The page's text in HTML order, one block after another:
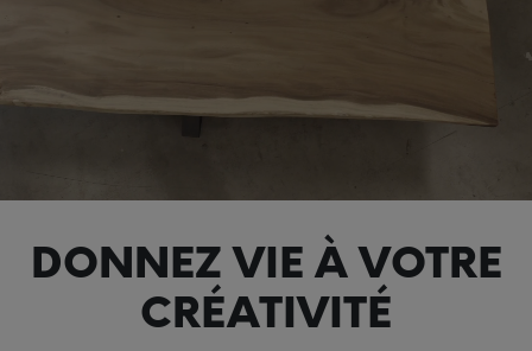
DONNEZ VIE À VOTRE
CRÉATIVITÉ